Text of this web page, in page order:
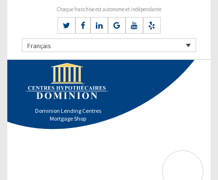
Chaque franchise est autonome et indépendante
Français
Dominion Lending Centres
Mortgage Shop